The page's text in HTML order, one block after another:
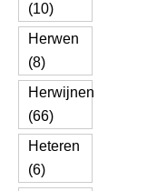
(10)
Herwen
(8)
Herwijnen
(66)
Heteren
(6)